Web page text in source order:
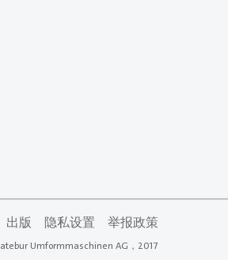
出版 隐私设置 举报政策
Umformmaschinen AG，2017